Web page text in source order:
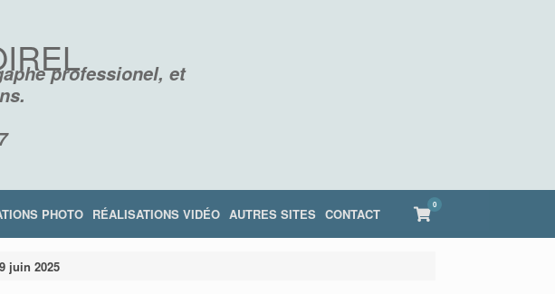
professionel, et
PHOTO RÉALISATIONS VIDÉO AUTRES SITES CONTACT View
shopping
cart
0
juin 2025